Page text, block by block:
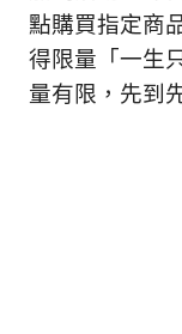
點購買指定商
得限量「一生
量有限，先到